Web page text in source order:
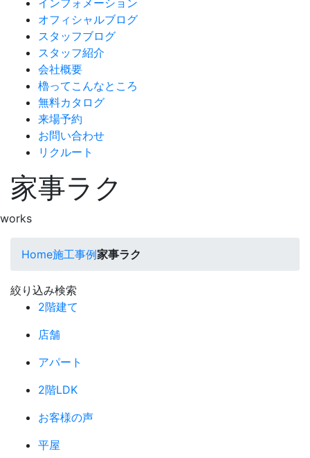
オフィシャルブログ
スタッフブログ
スタッフ紹介
会社概要
櫓ってこんなところ
無料カタログ
来場予約
お問い合わせ
リクルート
家事ラク
works
Home施工事例家事ラク
絞り込み検索
2階建て
店舗
アパート
2階LDK
お客様の声
平屋